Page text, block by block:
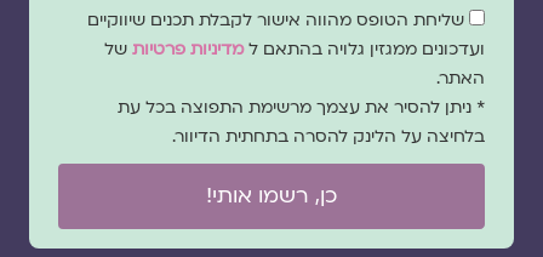
שדה
הסכמה
שליחת הטופס מהווה אישור לקבלת תכנים שיווקיים
ועדכונים ממגזין גלויה בהתאם למדיניות פרטיות של
האתר.
* ניתן להסיר את עצמך מרשימת התפוצה בכל עת
בלחיצה על הלינק להסרה בתחתית הדיוור.
כן, רשמו אותי!